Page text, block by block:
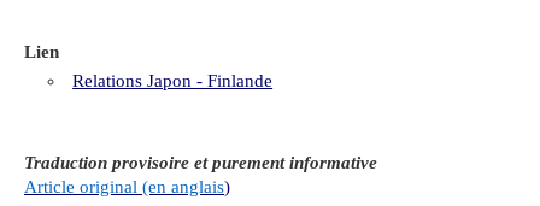
Lien
Relations Japon - Finlande
Traduction provisoire et purement informative
Article original (en anglais)